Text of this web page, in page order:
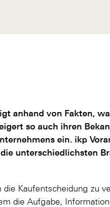
anhand von Fakten,
so auch ihren
ein. ikp
unterschiedlichsten
die Kaufentscheidung zu
die Aufgabe,